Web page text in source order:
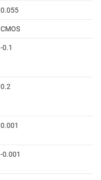
0.055
CMOS
-0.1
0.2
0.001
-0.001